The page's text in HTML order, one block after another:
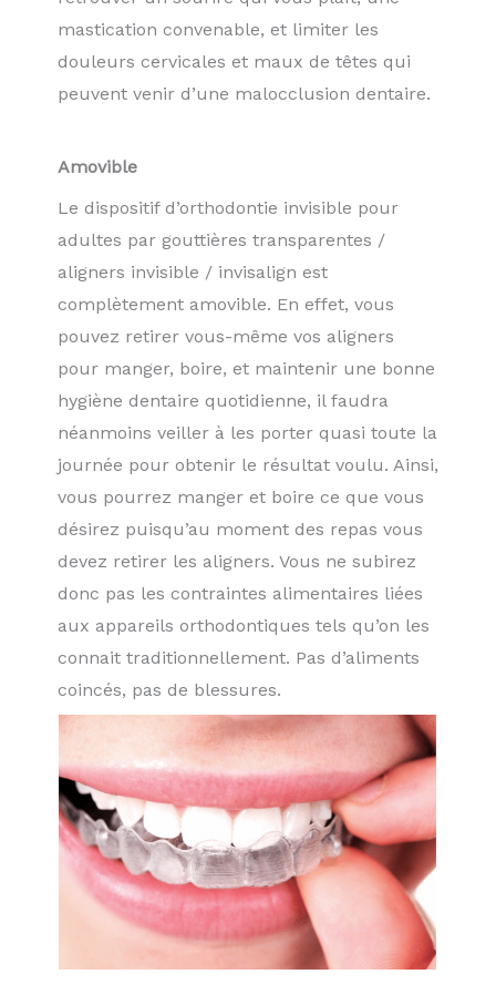
mastication convenable, et limiter les
douleurs cervicales et maux de têtes qui
peuvent venir d’une malocclusion dentaire.
Amovible
Le dispositif d’orthodontie invisible pour
adultes par gouttières transparentes /
aligners invisible / invisalign est
complètement amovible. En effet, vous
pouvez retirer vous-même vos aligners
pour manger, boire, et maintenir une bonne
hygiène dentaire quotidienne, il faudra
néanmoins veiller à les porter quasi toute la
journée pour obtenir le résultat voulu. Ainsi,
vous pourrez manger et boire ce que vous
désirez puisqu’au moment des repas vous
devez retirer les aligners. Vous ne subirez
donc pas les contraintes alimentaires liées
aux appareils orthodontiques tels qu’on les
connait traditionnellement. Pas d’aliments
coincés, pas de blessures.